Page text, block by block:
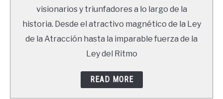
visionarios y triunfadores a lo largo de la
historia. Desde el atractivo magnético de la Ley
de la Atracción hasta la imparable fuerza de la
Ley del Ritmo
READ MORE